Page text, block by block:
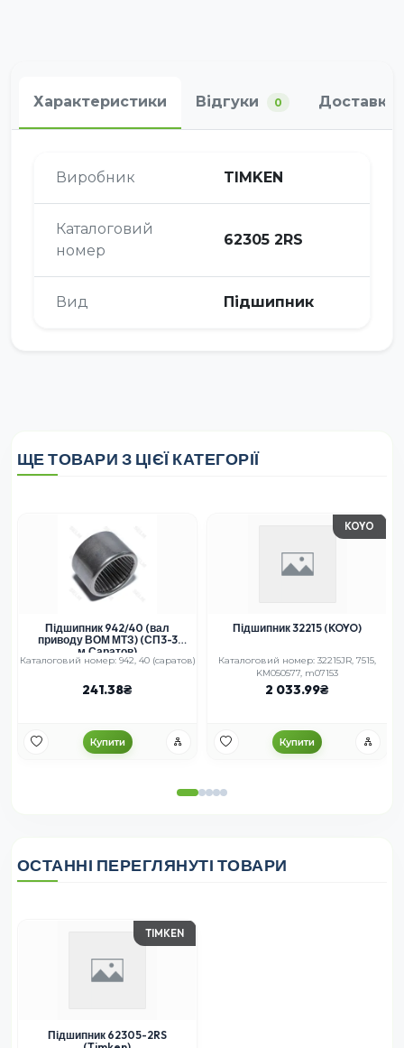
Характеристики Відгуки 0 Доставка
Виробник TIMKEN
Каталоговий
номер
62305 2RS
Вид Підшипник
ЩЕ ТОВАРИ З ЦІЄЇ КАТЕГОРІЇ
Підшипник 942/40 (вал
приводу ВОМ МТЗ) (СП3-3
м.Саратов)
Каталоговий номер: 942, 40 (саратов)
241.38
Купити
KOYO
Підшипник 32215 (KOYO)
Каталоговий номер: 32215JR, 7515,
KM050577, m07153
2 033.99
Купити
ОСТАННІ ПЕРЕГЛЯНУТІ ТОВАРИ
TIMKEN
Підшипник 62305-2RS